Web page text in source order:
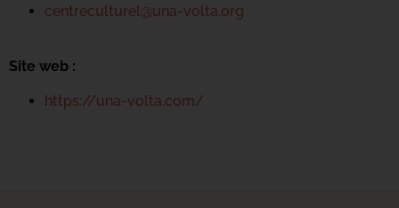
centreculturel@una-volta.org
Site web :
https://una-volta.com/